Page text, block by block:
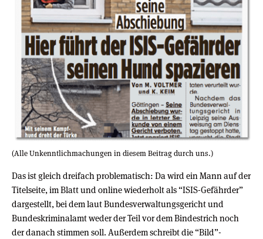
(Alle Unkenntlichmachungen in diesem Beitrag durch uns.)
Das ist gleich dreifach problematisch: Da wird ein Mann auf der
Titelseite, im Blatt und online wiederholt als “ISIS-Gefährder”
dargestellt, bei dem laut Bundesverwaltungsgericht und
Bundeskriminalamt weder der Teil vor dem Bindestrich noch
der danach stimmen soll. Außerdem schreibt die “Bild”-